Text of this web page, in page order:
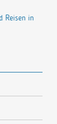
Reisen in